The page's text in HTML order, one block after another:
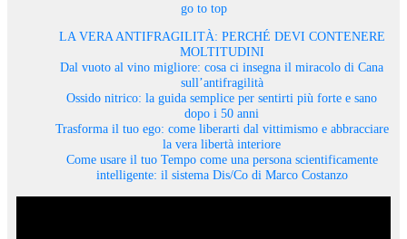
go to top
LA VERA ANTIFRAGILITÀ: PERCHÉ DEVI CONTENERE
MOLTITUDINI
Dal vuoto al vino migliore: cosa ci insegna il miracolo di Cana
sull’antifragilità
Ossido nitrico: la guida semplice per sentirti più forte e sano
dopo i 50 anni
Trasforma il tuo ego: come liberarti dal vittimismo e abbracciare
la vera libertà interiore
Come usare il tuo Tempo come una persona scientificamente
intelligente: il sistema Dis/Co di Marco Costanzo